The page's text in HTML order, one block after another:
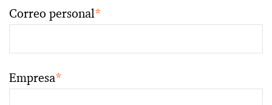
Correo personal*
Empresa*